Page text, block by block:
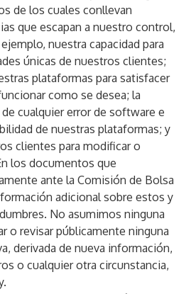
de los cuales conllevan
que escapan a nuestro control,
nuestra capacidad para
únicas de nuestros clientes;
plataformas para satisfacer
como se desea; la
cualquier error de software e
de nuestras plataformas; y
clientes para modificar o
los documentos que
ante la Comisión de Bolsa
adicional sobre estos y
No asumimos ninguna
o revisar públicamente ninguna
derivada de nueva información,
o cualquier otra circunstancia,